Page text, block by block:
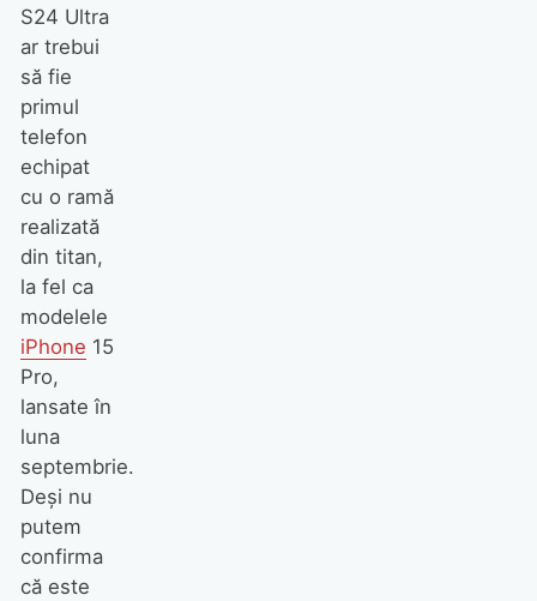
S24 Ultra
ar trebui
să fie
primul
telefon
echipat
cu o ramă
realizată
din titan,
la fel ca
modelele
iPhone 15
Pro,
lansate în
luna
septembrie.
Deși nu
putem
confirma
că este